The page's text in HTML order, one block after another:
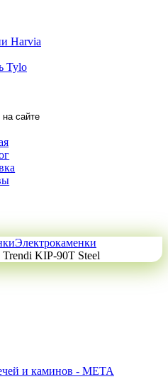
Harvia
Tylo
Электрокаменки
KIP-90T Steel
и каминов - META